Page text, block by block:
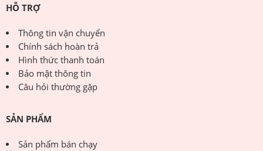
HỖ TRỢ
Thông tin vận chuyển
Chính sách hoàn trả
Hình thức thanh toán
Bảo mật thông tin
Câu hỏi thường gặp
SẢN PHẨM
Sản phẩm bán chạy